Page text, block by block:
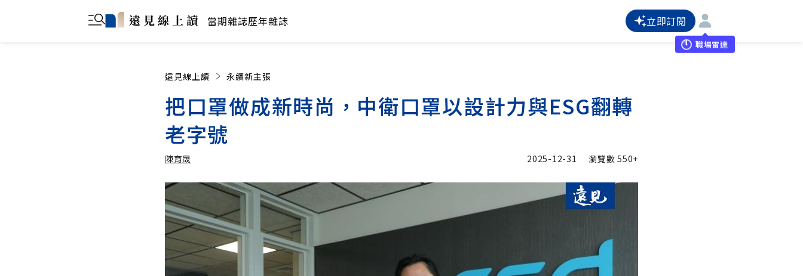
當期雜誌歷年雜誌 立即訂閱
職場雷達
遠見線上讀 永續新主張
把口罩做成新時尚，中衛口罩以設計力與ESG翻轉
老字號
陳育晟
陳育晟 加入追蹤
2025-12-31 瀏覽數550+